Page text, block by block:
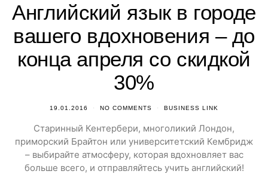
Английский язык в городе
вашего вдохновения – до
конца апреля со скидкой
30%
19.01.2016 NO COMMENTS BUSINESS LINK
Старинный Кентербери, многоликий Лондон,
приморский Брайтон или университетский Кембридж
– выбирайте атмосферу, которая вдохновляет вас
больше всего, и отправляйтесь учить английский!